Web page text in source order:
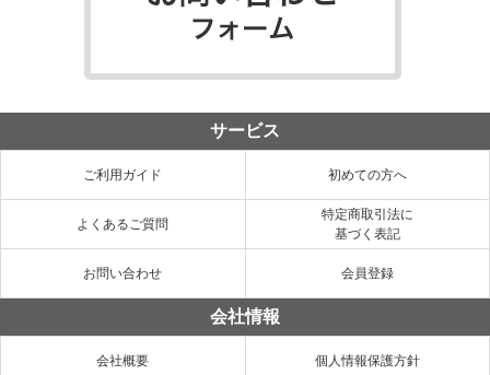
サービス
ご利用ガイド 初めての方へ
よくあるご質問
特定商取引法に
基づく表記
お問い合わせ 会員登録
会社情報
会社概要 個人情報保護方針